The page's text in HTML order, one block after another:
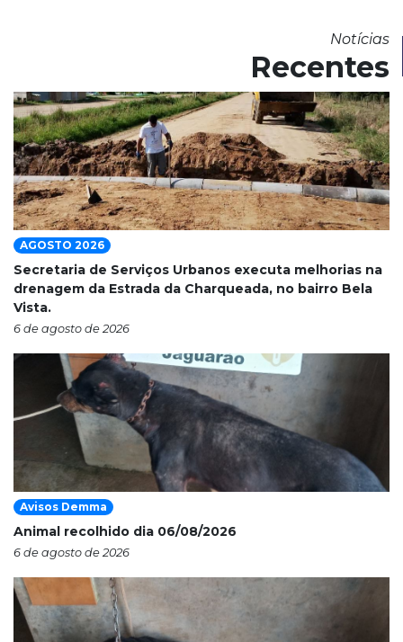
Notícias
Recentes
AGOSTO 2026
Secretaria de Serviços Urbanos executa melhorias na
drenagem da Estrada da Charqueada, no bairro Bela
Vista.
6 de agosto de 2026
Avisos Demma
Animal recolhido dia 06/08/2026
6 de agosto de 2026